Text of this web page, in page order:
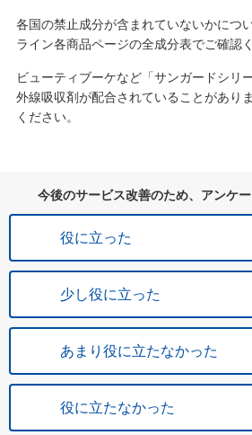
各国の禁止成分が含まれていないかにつ
ライン各商品ページの全成分表でご確認
ビューティブーケなど「サンガードシリ
外線吸収剤が配合されていることがあり
ください。
今後のサービス改善のため、アンケ
役に立った
少し役に立った
あまり役に立たなかった
役に立たなかった